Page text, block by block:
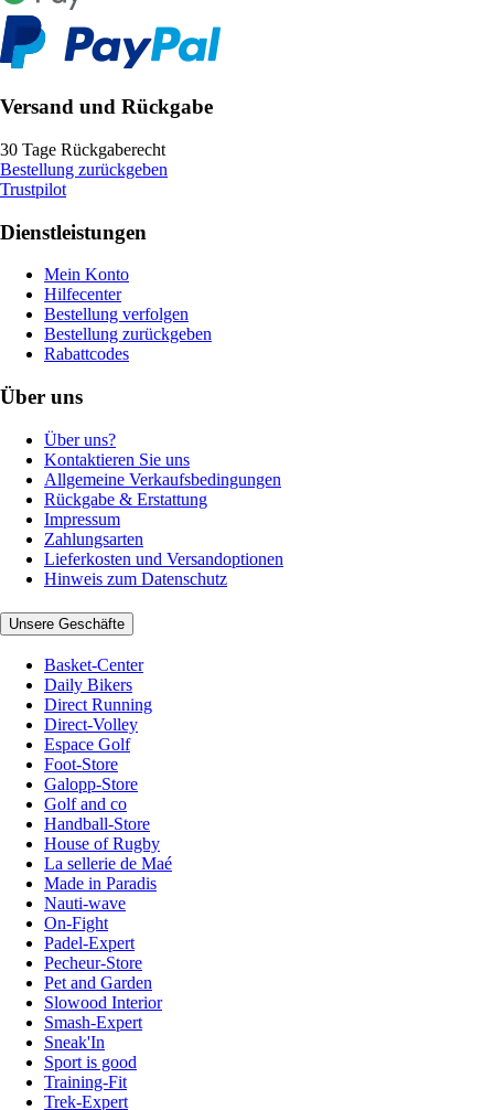
Versand und Rückgabe
30 Tage Rückgaberecht
Bestellung zurückgeben
Trustpilot
Dienstleistungen
Mein Konto
Hilfecenter
Bestellung verfolgen
Bestellung zurückgeben
Rabattcodes
Über uns
Über uns?
Kontaktieren Sie uns
Allgemeine Verkaufsbedingungen
Rückgabe & Erstattung
Impressum
Zahlungsarten
Lieferkosten und Versandoptionen
Hinweis zum Datenschutz
Unsere Geschäfte
Basket-Center
Daily Bikers
Direct Running
Direct-Volley
Espace Golf
Foot-Store
Galopp-Store
Golf and co
Handball-Store
House of Rugby
La sellerie de Maé
Made in Paradis
Nauti-wave
On-Fight
Padel-Expert
Pecheur-Store
Pet and Garden
Slowood Interior
Smash-Expert
Sneak'In
Sport is good
Training-Fit
Trek-Expert